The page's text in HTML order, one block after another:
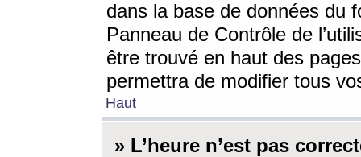
dans la base de données du
Panneau de Contrôle de
être trouvé en haut des
permettra de modifier tous
Haut
» L’heure n’est pas